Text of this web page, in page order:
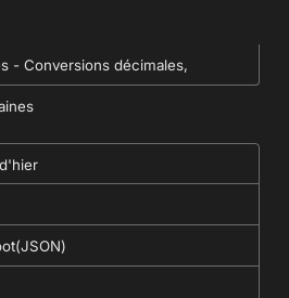
- Conversions décimales,